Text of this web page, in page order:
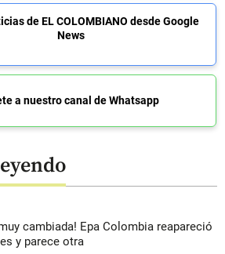
de EL COLOMBIANO desde Google
News
a nuestro canal de Whatsapp
cambiada! Epa Colombia reapareció
y parece otra